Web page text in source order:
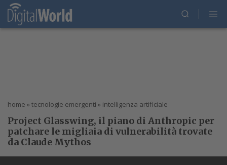
home » tecnologie emergenti » intelligenza artificiale
Project Glasswing, il piano di Anthropic per
patchare le migliaia di vulnerabilità trovate
da Claude Mythos